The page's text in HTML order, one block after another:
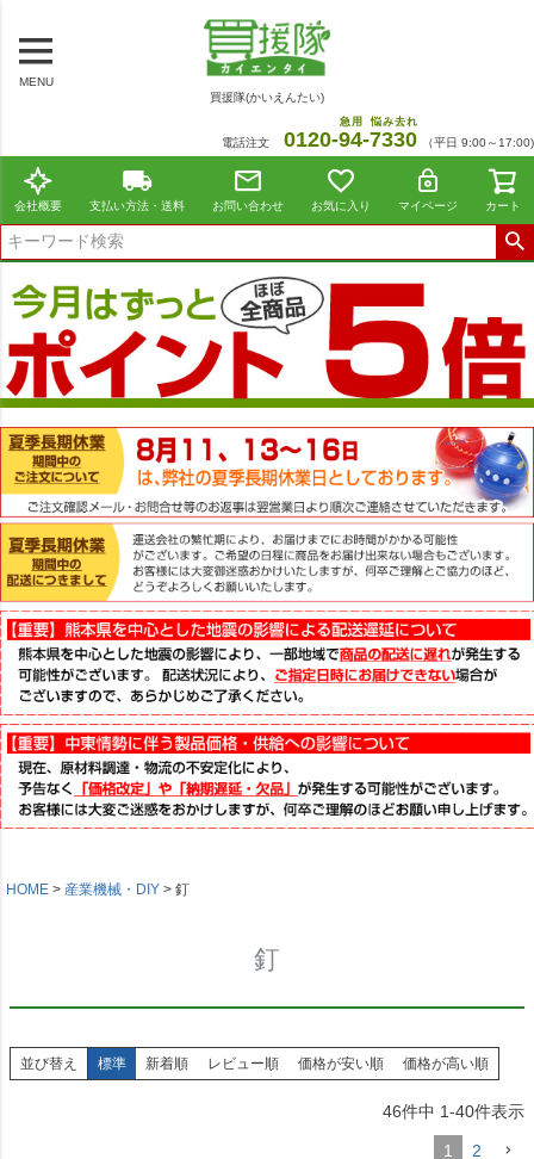
MENU
買援隊(かいえんたい)
電話注文 0120-94
急用
-7330
悩み去れ
（平日 9:00～17:00)
会社概要 支払い方法・送料 お問い合わせ お気に入り マイページ カート
HOME 産業機械・DIY 釘
釘
並び替え 標準 新着順 レビュー順 価格が安い順 価格が高い順
46件中 1-40件表示
1 2